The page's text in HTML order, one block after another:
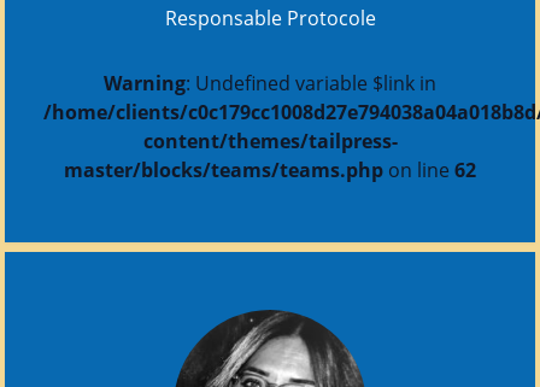
Responsable Protocole
Warning: Undefined variable $link in
/home/clients/
content/themes/tailpress-
master/blocks/teams/teams.php on line 62